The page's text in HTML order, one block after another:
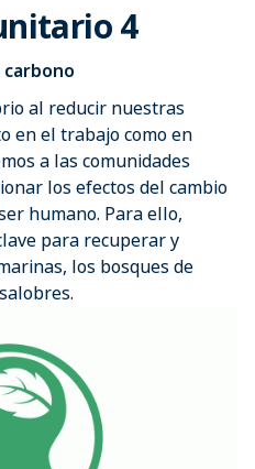
4
al reducir nuestras
en el trabajo como en
a las comunidades
los efectos del cambio
humano. Para ello,
para recuperar y
los bosques de